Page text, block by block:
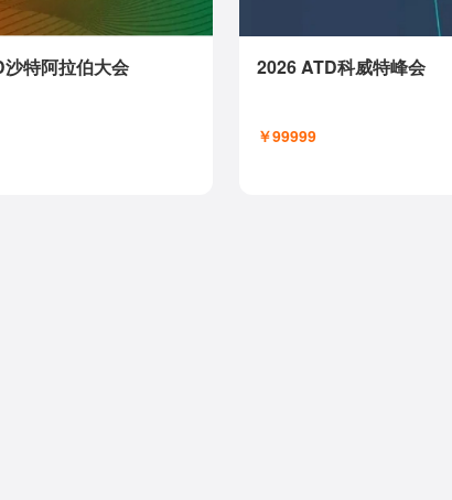
特阿拉伯大会 2026 ATD科威特峰会
￥99999